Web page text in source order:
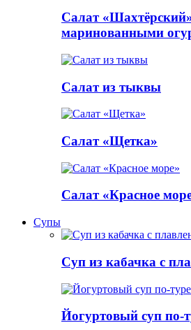
Салат
маринованными
Салат из тыквы
Салат «Щетка»
Салат «Красное
Супы
Суп из кабачка с
Йогуртовый суп по-